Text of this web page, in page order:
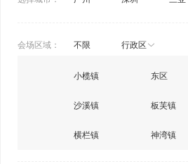
会场区域： 不限 行政区
小榄镇 东区
沙溪镇 板芙镇
横栏镇 神湾镇